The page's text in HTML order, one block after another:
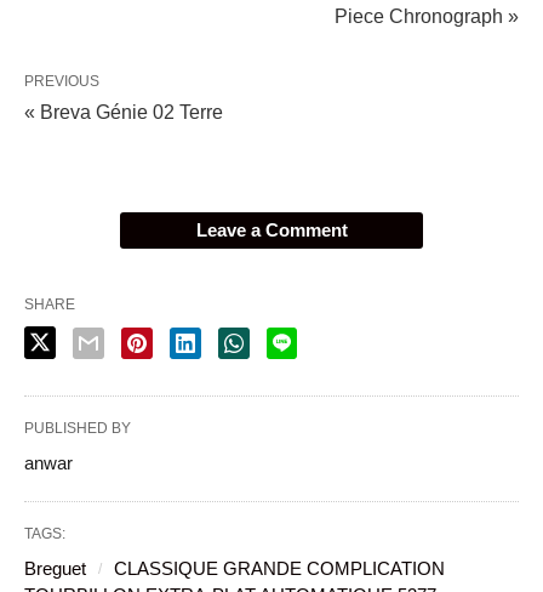
Piece Chronograph »
PREVIOUS
« Breva Génie 02 Terre
Leave a Comment
SHARE
PUBLISHED BY
anwar
TAGS:
Breguet
CLASSIQUE GRANDE COMPLICATION